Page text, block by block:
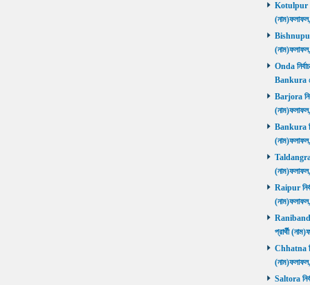
Kotulpur
Bishnupur
Onda
Bankura
Barjora
Bankura
Taldangra
Raipur
Ranibandh
প্রার্থী
Chhatna
Saltora